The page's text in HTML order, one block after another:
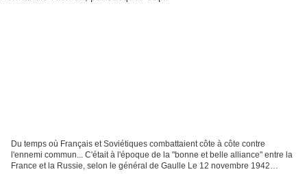
Du temps où Français et Soviétiques combattaient côte à côte contre
l'ennemi commun... C'était à l'époque de la "bonne et belle alliance" entre la
France et la Russie, selon le général de Gaulle Le 12 novembre 1942